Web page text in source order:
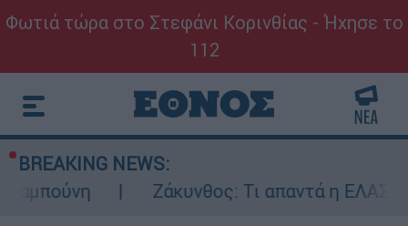
Φωτιά τώρα στο Στεφάνι Κορινθίας - Ήχησε το
112
BREAKING NEWS:
Ζάκυνθος: Τι απαντά η ΕΛΑΣ για τους 8